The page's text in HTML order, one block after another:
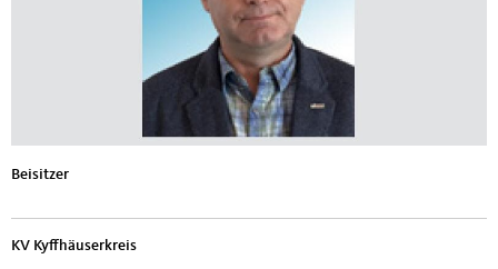
Beisitzer
KV Kyffhäuserkreis